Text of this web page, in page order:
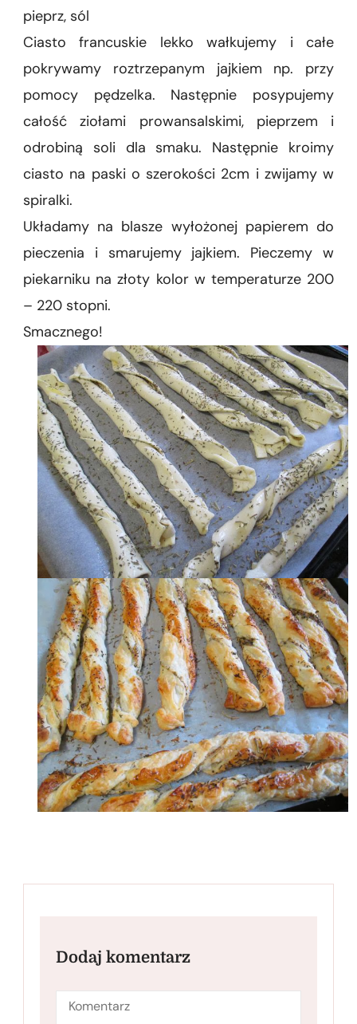
pieprz, sól
Ciasto francuskie lekko wałkujemy i całe
pokrywamy roztrzepanym jajkiem np. przy
pomocy pędzelka. Następnie posypujemy
całość ziołami prowansalskimi, pieprzem i
odrobiną soli dla smaku. Następnie kroimy
ciasto na paski o szerokości 2cm i zwijamy w
spiralki.
Układamy na blasze wyłożonej papierem do
pieczenia i smarujemy jajkiem. Pieczemy w
piekarniku na złoty kolor w temperaturze 200
– 220 stopni.
Smacznego!
Dodaj komentarz